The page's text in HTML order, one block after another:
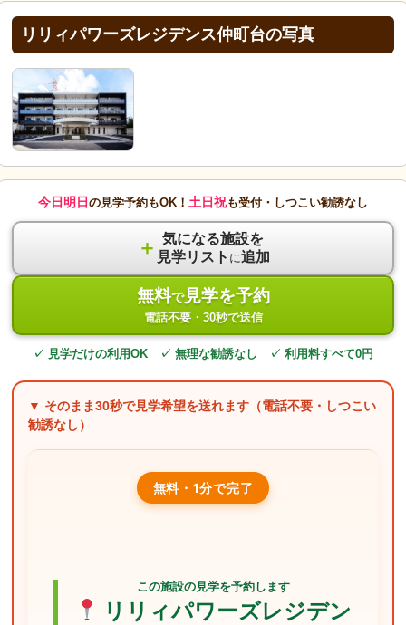
リリィパワーズレジデンス仲町台の写真
今日明日の見学予約もOK！ 土日祝も受付・しつこい勧誘なし
＋ 気になる施設を
見学リスト に追加
無料で見学を予約
電話不要・30秒で送信
✓ 見学だけの利用OK ✓ 無理な勧誘なし ✓ 利用料すべて0円
▼ そのまま30秒で見学希望を送れます（電話不要・しつこい
勧誘なし）
無料・1分で完了
この施設の見学を予約します
リリィパワーズレジデン